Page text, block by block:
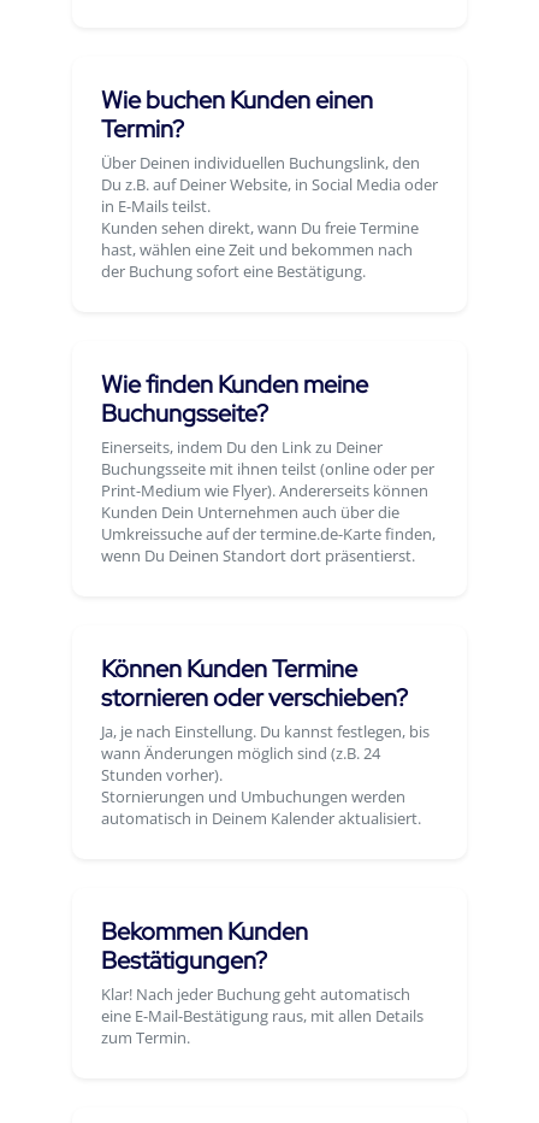
Wie buchen Kunden einen
Termin?
Über Deinen individuellen Buchungslink, den
Du z.B. auf Deiner Website, in Social Media oder
in E-Mails teilst.
Kunden sehen direkt, wann Du freie Termine
hast, wählen eine Zeit und bekommen nach
der Buchung sofort eine Bestätigung.
Wie finden Kunden meine
Buchungsseite?
Einerseits, indem Du den Link zu Deiner
Buchungsseite mit ihnen teilst (online oder per
Print-Medium wie Flyer). Andererseits können
Kunden Dein Unternehmen auch über die
Umkreissuche auf der termine.de-Karte finden,
wenn Du Deinen Standort dort präsentierst.
Können Kunden Termine
stornieren oder verschieben?
Ja, je nach Einstellung. Du kannst festlegen, bis
wann Änderungen möglich sind (z.B. 24
Stunden vorher).
Stornierungen und Umbuchungen werden
automatisch in Deinem Kalender aktualisiert.
Bekommen Kunden
Bestätigungen?
Klar! Nach jeder Buchung geht automatisch
eine E-Mail-Bestätigung raus, mit allen Details
zum Termin.